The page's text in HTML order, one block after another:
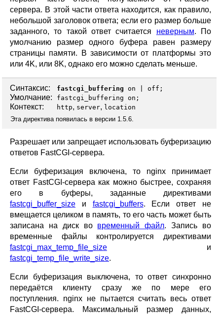
сервера. В этой части ответа находится, как правило,
небольшой заголовок ответа; если его размер больше
заданного, то такой ответ считается неверным. По
умолчанию размер одного буфера равен размеру
страницы памяти. В зависимости от платформы это
или 4K, или 8K, однако его можно сделать меньше.
Синтаксис: fastcgi_buffering on off ;
Умолчание: fastcgi_buffering on;
Контекст: http, server, location
Эта директива появилась в версии 1.5.6.
Разрешает или запрещает использовать буферизацию
ответов FastCGI-сервера.
Если буферизация включена, то nginx принимает
ответ FastCGI-сервера как можно быстрее, сохраняя
его в буферы, заданные директивами
fastcgi_buffer_size и fastcgi_buffers. Если ответ не
вмещается целиком в память, то его часть может быть
записана на диск во временный файл. Запись во
временные файлы контролируется директивами
fastcgi_max_temp_file_size и
fastcgi_temp_file_write_size.
Если буферизация выключена, то ответ синхронно
передаётся клиенту сразу же по мере его
поступления. nginx не пытается считать весь ответ
FastCGI-сервера. Максимальный размер данных,